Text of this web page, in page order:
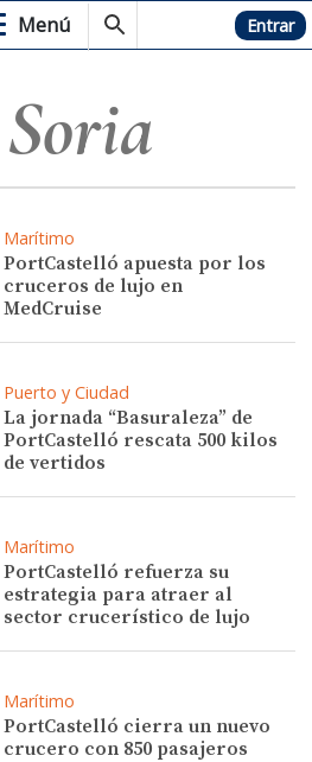
Menú Hemeroteca Entrar
Marítimo
PortCastelló apuesta por los
cruceros de lujo en
MedCruise
Puerto y Ciudad
La jornada “Basuraleza” de
PortCastelló rescata 500 kilos
de vertidos
Marítimo
PortCastelló refuerza su
estrategia para atraer al
sector crucerístico de lujo
Marítimo
PortCastelló cierra un nuevo
crucero con 850 pasajeros